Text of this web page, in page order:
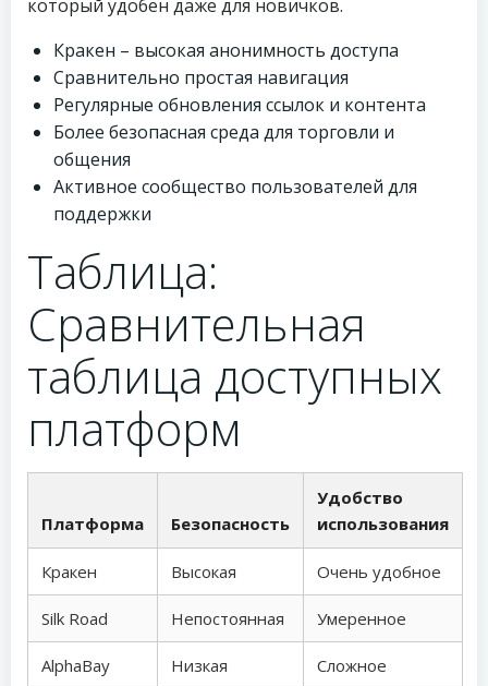
который удобен даже для новичков.
Кракен – высокая анонимность доступа
Сравнительно простая навигация
Регулярные обновления ссылок и контента
Более безопасная среда для торговли и
общения
Активное сообщество пользователей для
поддержки
Таблица:
Сравнительная
таблица доступных
платформ
Платформа Безопасность
Удобство
использования
Кракен Высокая Очень удобное
Silk Road Непостоянная Умеренное
AlphaBay Низкая Сложное